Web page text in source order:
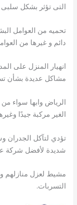
التى تؤثر بشكل سلبى
تحميه من العوامل
دائم و غيرها من
انهيار المنزل على
مشاكل عديدة بشأن
الرياض وابها سواء من
الغير مركبة جيدًا
تؤدي لتآكل الجدران
شديدة لأفضل شركة
مشيط لعزل منازلهم
التسربات.